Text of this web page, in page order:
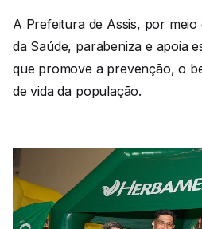
A Prefeitura de Assis, por
da Saúde, parabeniza e apoia
que promove a prevenção, o
de vida da população.